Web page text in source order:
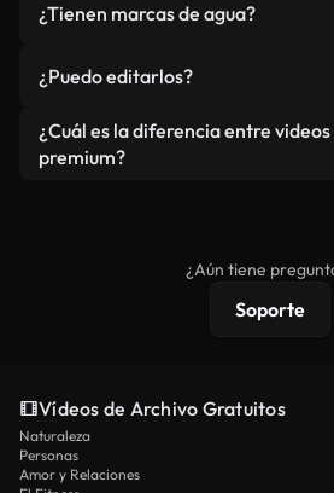
monetizados y anuncios, siempre
independiente.
¿Tienen marcas de agua?
agua. Obtendrá metraje limpio
cada descarga.
¿Puedo editarlos?
Sí. Eres libre de recortar o
vídeos. Solo asegúrese de que
¿Cuál es la diferencia entre
premium?
protecciones de licencia
¿Aún tiene
Soporte
Vídeos de Archivo Gratuitos
Naturaleza
Personas
Amor y Relaciones